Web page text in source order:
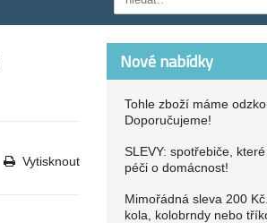
Vytisknout
Nové nabídky
Tohle zboží máme
Doporučujeme!
SLEVY: spotřebiče,
péči o domácnost!
Mimořádná sleva 200
kola, kolobrndy nebo